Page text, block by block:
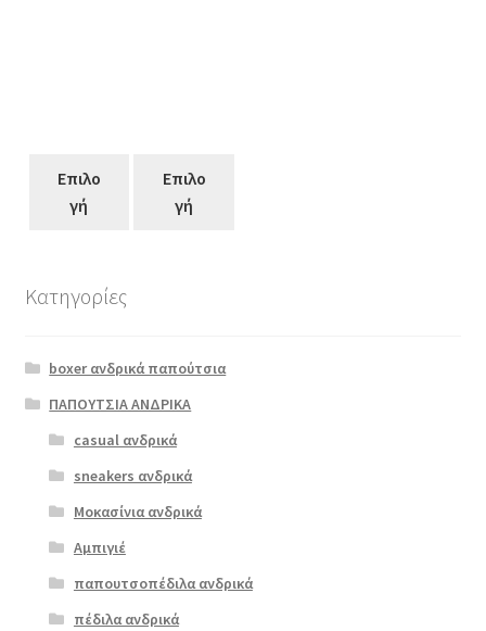
Επιλο
γή
Επιλο
γή
Ragazza 016
μαύρο
€79.00
προϊόν
έχει
πολλαπλές
επιλογές
μπορούν
επιλεγούν
στη
Κατηγορίες
boxer ανδρικά παπούτσια
ΠΑΠΟΥΤΣΙΑ ΑΝΔΡΙΚΑ
casual ανδρικά
sneakers ανδρικά
Μοκασίνια ανδρικά
Αμπιγιέ
παπουτσοπέδιλα ανδρικά
πέδιλα ανδρικά